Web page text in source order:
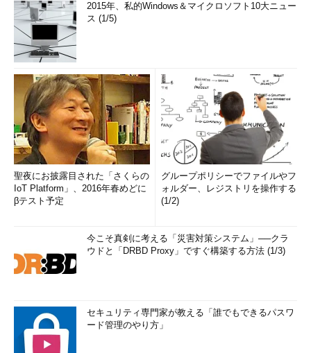
2015年、私的Windows＆マイクロソフト10大ニュー
ス (1/5)
聖夜にお披露目された「さくらの
IoT Platform」、2016年春めどに
βテスト予定
グループポリシーでファイルやフ
ォルダー、レジストリを操作する
(1/2)
今こそ真剣に考える「災害対策システム」──クラ
ウドと「DRBD Proxy」ですぐ構築する方法 (1/3)
セキュリティ専門家が教える「誰でもできるパスワ
ード管理のやり方」